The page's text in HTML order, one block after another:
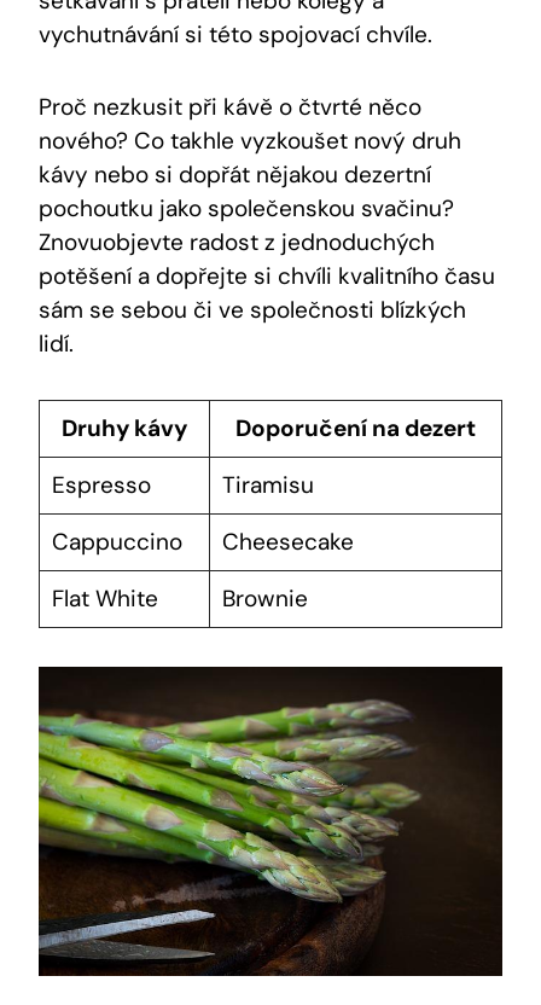
vychutnávání si této spojovací chvíle.
Proč nezkusit při kávě o čtvrté něco
nového? Co takhle vyzkoušet nový druh
kávy nebo si dopřát nějakou dezertní
pochoutku jako společenskou svačinu?
Znovuobjevte radost z jednoduchých
potěšení a dopřejte si chvíli kvalitního času
sám se sebou či ve společnosti blízkých
lidí.
Druhy kávy
Doporučení na dezert
Espresso
Tiramisu
Cappuccino
Cheesecake
Flat White
Brownie